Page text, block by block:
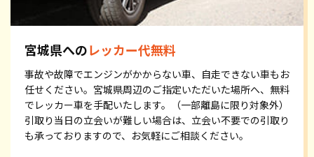
宮城県へのレッカー代無料
事故や故障でエンジンがかからない車、自走できない車もお
任せください。宮城県周辺のご指定いただいた場所へ、無料
でレッカー車を手配いたします。（一部離島に限り対象外）
引取り当日の立会いが難しい場合は、立会い不要での引取り
も承っておりますので、お気軽にご相談ください。